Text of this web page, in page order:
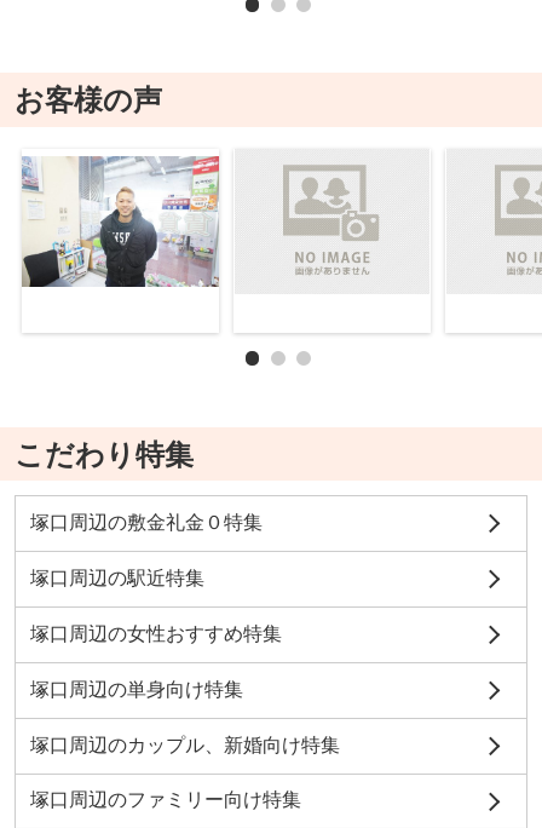
お客様の声
こだわり特集
塚口周辺の敷金礼金０特集
塚口周辺の駅近特集
塚口周辺の女性おすすめ特集
塚口周辺の単身向け特集
塚口周辺のカップル、新婚向け特集
塚口周辺のファミリー向け特集